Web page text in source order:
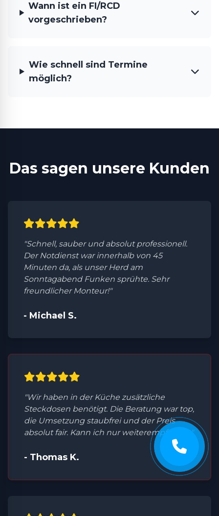
Wann ist ein FI/RCD
vorgeschrieben?
Wie schnell sind Termine
möglich?
Das sagen unsere Kunden
"Schnell, sauber und absolut professionell.
Der Notdienst war innerhalb von 45
Minuten da, als unser Herd am
Sonntagabend Funken sprühte. Sehr
freundlicher Monteur!"
- Michael S.
"Wir haben in der Küche zusätzliche
Steckdosen benötigt. Die Beratung war top,
die Umsetzung staubfrei und der Preis
absolut fair. Kann ich nur weiterempfehlen."
- Thomas K.